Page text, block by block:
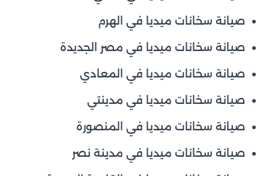
صيانة سخانات ميديا في الهرم
صيانة سخانات ميديا في مصر الجديدة
صيانة سخانات ميديا في المعادي
صيانة سخانات ميديا في مدينتي
صيانة سخانات ميديا في المنصورة
صيانة سخانات ميديا في مدينة نصر